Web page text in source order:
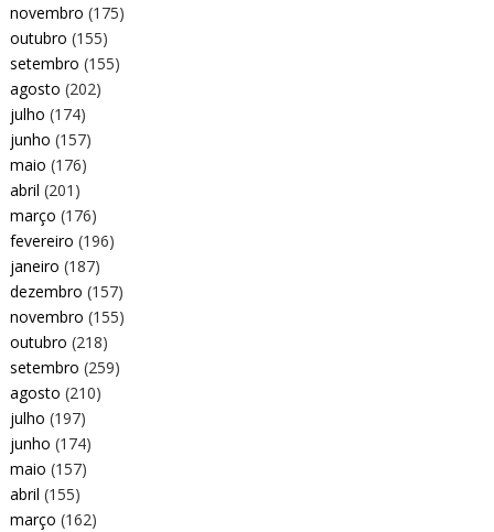
novembro (175)
outubro (155)
setembro (155)
agosto (202)
julho (174)
junho (157)
maio (176)
abril (201)
março (176)
fevereiro (196)
janeiro (187)
dezembro (157)
novembro (155)
outubro (218)
setembro (259)
agosto (210)
julho (197)
junho (174)
maio (157)
abril (155)
março (162)